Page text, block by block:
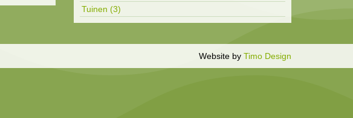
Tuinen (3)
Website by Timo Design